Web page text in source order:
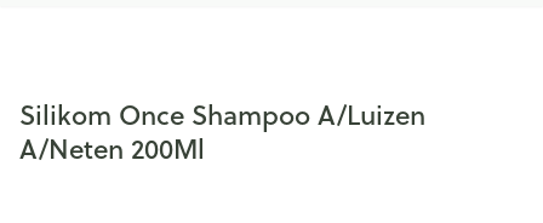
Silikom Once Shampoo A/Luizen
A/Neten 200Ml